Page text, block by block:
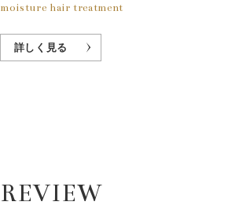
moisture hair treatment
詳しく見る
REVIEW